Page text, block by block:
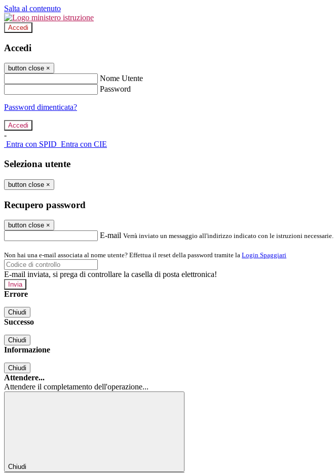
Salta al contenuto
Accedi
Accedi
button close ×
Nome Utente
Password
Password dimenticata?
-
Entra con SPID Entra con CIE
Seleziona utente
button close ×
Recupero password
button close ×
E-mail Verrà inviato un messaggio all'indirizzo indicato con le istruzioni necessarie.
Non hai una e-mail associata al nome utente? Effettua il reset della password tramite la Login Spaggiari
E-mail inviata, si prega di controllare la casella di posta elettronica!
Errore
Chiudi
Successo
Chiudi
Informazione
Chiudi
Attendere...
Attendere il completamento dell'operazione...
Chiudi